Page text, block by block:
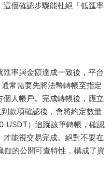
個確認步驟能杜絕「低匯率
率與金額達成一致後，平台
常需要先將法幣轉帳至指定
人帳戶。完成轉帳後，應立
款項確認後，會將約定數量
USDT）追蹤該筆轉帳，確認
能視交易完成。絕對不要在
的公開可查特性，構成了資